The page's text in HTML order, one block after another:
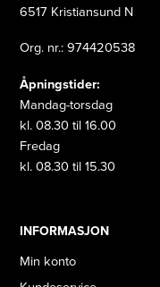
6517 Kristiansund N
Org. nr.: 974420538
Åpningstider:
Mandag-torsdag
kl. 08.30 til 16.00
Fredag
kl. 08.30 til 15.30
INFORMASJON
Min konto